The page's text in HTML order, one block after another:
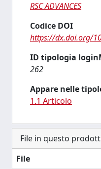
RSC ADVANCES
Codice DOI
https://dx.doi.org/
ID tipologia
262
Appare nelle
1.1 Articolo
File in questo
File